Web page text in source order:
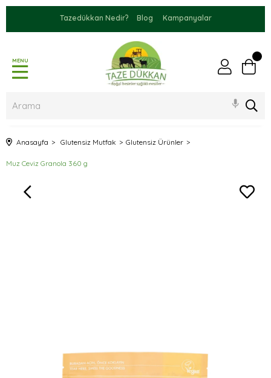
Tazedükkan Nedir? Blog Kampanyalar
MENU
Anasayfa Glutensiz Mutfak Glutensiz Ürünler
Muz Ceviz Granola 360 g